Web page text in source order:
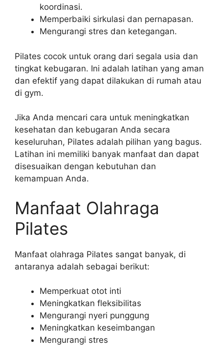
koordinasi.
Memperbaiki sirkulasi dan pernapasan.
Mengurangi stres dan ketegangan.
Pilates cocok untuk orang dari segala usia dan
tingkat kebugaran. Ini adalah latihan yang aman
dan efektif yang dapat dilakukan di rumah atau
di gym.
Jika Anda mencari cara untuk meningkatkan
kesehatan dan kebugaran Anda secara
keseluruhan, Pilates adalah pilihan yang bagus.
Latihan ini memiliki banyak manfaat dan dapat
disesuaikan dengan kebutuhan dan
kemampuan Anda.
Manfaat Olahraga
Pilates
Manfaat olahraga Pilates sangat banyak, di
antaranya adalah sebagai berikut:
Memperkuat otot inti
Meningkatkan fleksibilitas
Mengurangi nyeri punggung
Meningkatkan keseimbangan
Mengurangi stres